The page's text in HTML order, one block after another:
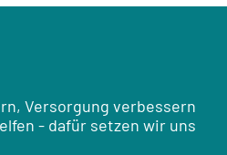
Versorgung verbessern
- dafür setzen wir uns